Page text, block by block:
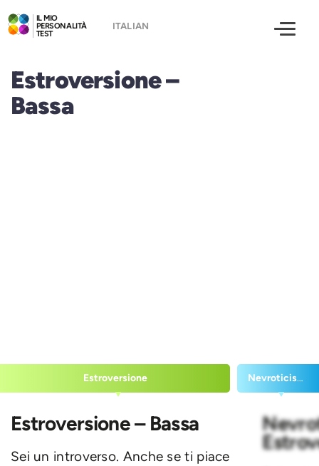
IL MIO
PERSONALITÀ
TEST
Estroversione –
Bassa
Estroversione Nevroticismo
Estroversione – Bassa
Sei un introverso. Anche se ti piace